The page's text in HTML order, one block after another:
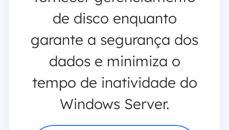
de disco enquanto
garante a segurança dos
dados e minimiza o
tempo de inatividade do
Windows Server.